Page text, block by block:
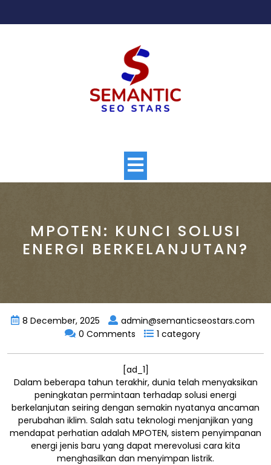
Open
MPOTEN: KUNCI SOLUSI
ENERGI BERKELANJUTAN?
8 December, 2025
admin@semanticseostars.com
0 Comments
1 category
[ad_1]
Dalam beberapa tahun terakhir, dunia telah menyaksikan
peningkatan permintaan terhadap solusi energi
berkelanjutan seiring dengan semakin nyatanya ancaman
perubahan iklim. Salah satu teknologi menjanjikan yang
mendapat perhatian adalah MPOTEN, sistem penyimpanan
energi jenis baru yang dapat merevolusi cara kita
menghasilkan dan menyimpan listrik.